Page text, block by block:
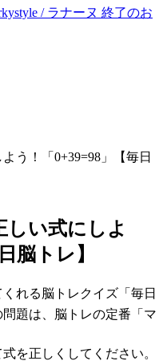
/ ラナーヌ 終了のお
う！「0+39=98」【毎日
しい式にしよ
脳トレ】
れる脳トレクイズ「毎日
題は、脳トレの定番「マ
を正しくしてください。